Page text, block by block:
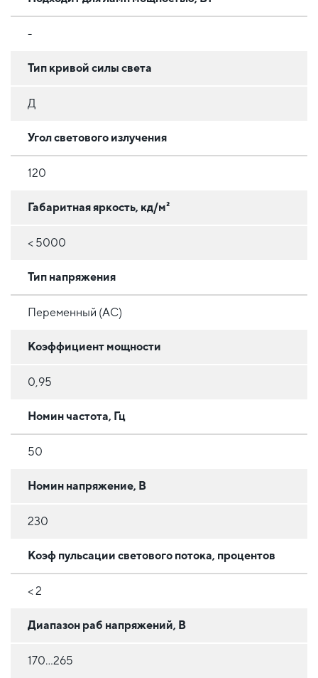
-
Тип кривой силы света
Д
Угол светового излучения
120
Габаритная яркость, кд/м²
< 5000
Тип напряжения
Переменный (AC)
Коэффициент мощности
0,95
Номин частота, Гц
50
Номин напряжение, В
230
Коэф пульсации светового потока, процентов
< 2
Диапазон раб напряжений, В
170...265